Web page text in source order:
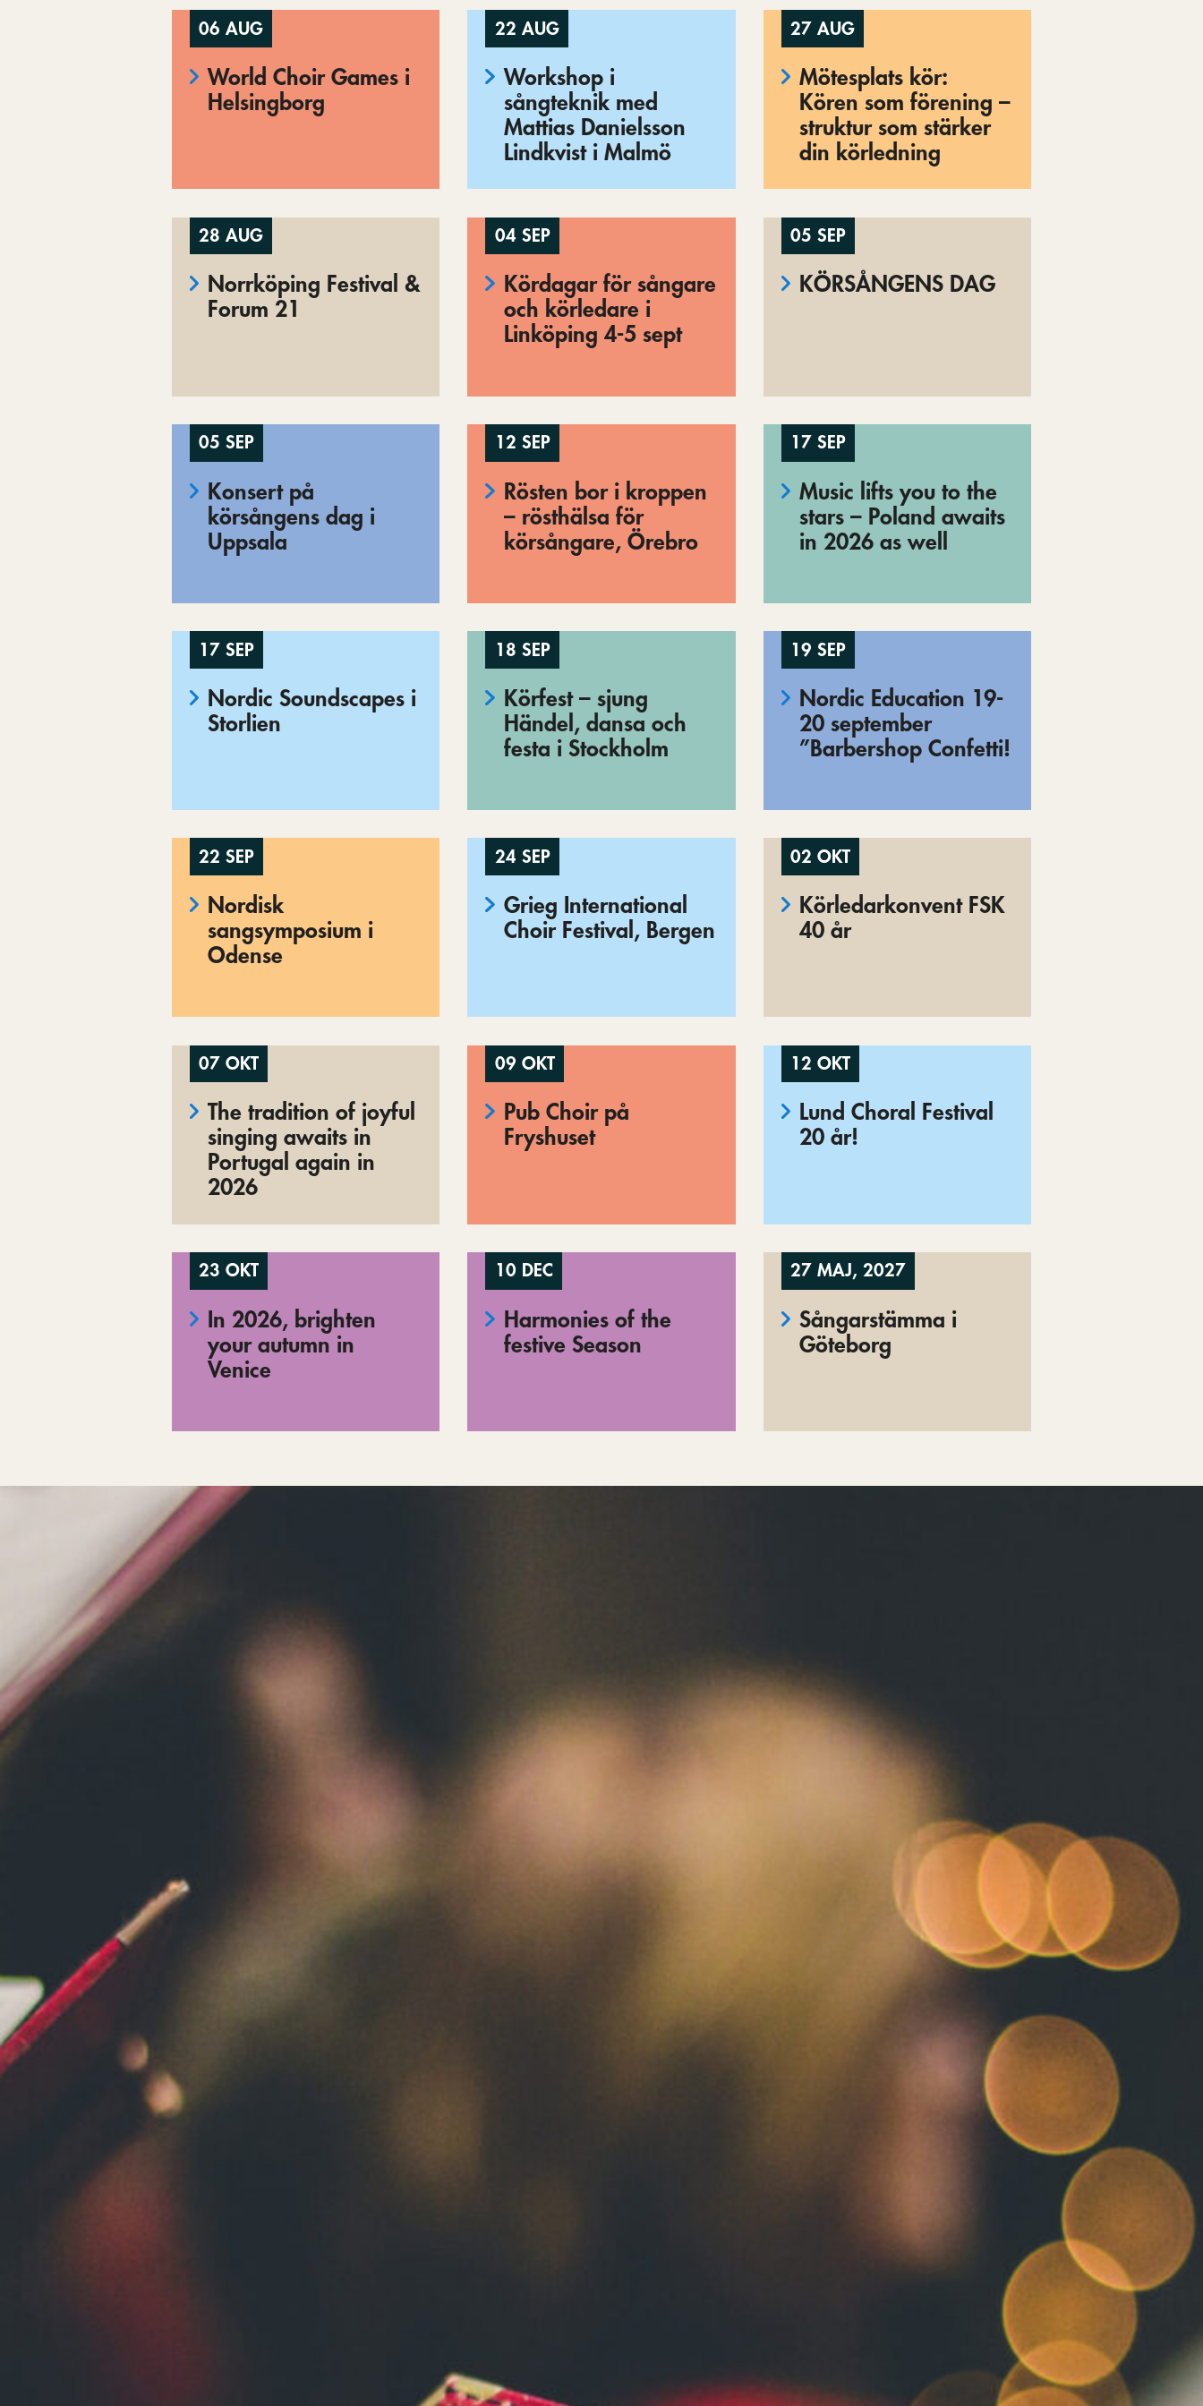
06 AUG
World Choir Games i
Helsingborg
22 AUG
Workshop i
sångteknik med
Mattias Danielsson
Lindkvist i Malmö
27 AUG
Mötesplats kör:
Kören som förening –
struktur som stärker
din körledning
28 AUG
Norrköping Festival &
Forum 21
04 SEP
Kördagar för sångare
och körledare i
Linköping 4-5 sept
05 SEP
KÖRSÅNGENS DAG
05 SEP
Konsert på
körsångens dag i
Uppsala
12 SEP
Rösten bor i kroppen
– rösthälsa för
körsångare, Örebro
17 SEP
Music lifts you to the
stars – Poland awaits
in 2026 as well
17 SEP
Nordic Soundscapes i
Storlien
18 SEP
Körfest – sjung
Händel, dansa och
festa i Stockholm
19 SEP
Nordic Education 19-
20 september
”Barbershop Confetti!
22 SEP
Nordisk
sangsymposium i
Odense
24 SEP
Grieg International
Choir Festival, Bergen
02 OKT
Körledarkonvent FSK
40 år
07 OKT
The tradition of joyful
singing awaits in
Portugal again in
2026
09 OKT
Pub Choir på
Fryshuset
12 OKT
Lund Choral Festival
20 år!
23 OKT
In 2026, brighten
your autumn in
Venice
10 DEC
Harmonies of the
festive Season
27 MAJ, 2027
Sångarstämma i
Göteborg